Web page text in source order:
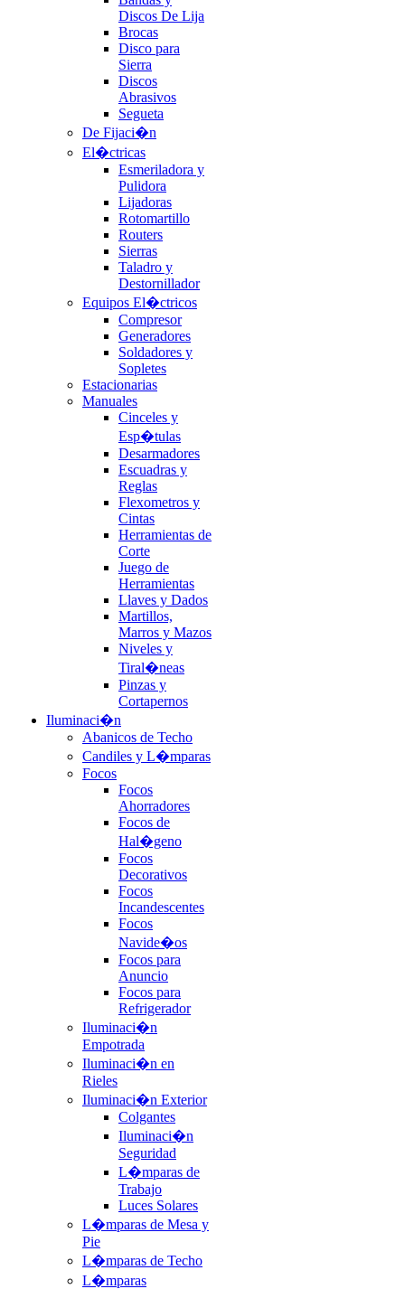
Discos De Lija
Brocas
Disco para
Sierra
Discos
Abrasivos
Segueta
De Fijaci�n
El�ctricas
Esmeriladora y
Pulidora
Lijadoras
Rotomartillo
Routers
Sierras
Taladro y
Destornillador
Equipos El�ctricos
Compresor
Generadores
Soldadores y
Sopletes
Estacionarias
Manuales
Cinceles y
Esp�tulas
Desarmadores
Escuadras y
Reglas
Flexometros y
Cintas
Herramientas de
Corte
Juego de
Herramientas
Llaves y Dados
Martillos,
Marros y Mazos
Niveles y
Tiral�neas
Pinzas y
Cortapernos
Iluminaci�n
Abanicos de Techo
Candiles y L�mparas
Focos
Focos
Ahorradores
Focos de
Hal�geno
Focos
Decorativos
Focos
Incandescentes
Focos
Navide�os
Focos para
Anuncio
Focos para
Refrigerador
Iluminaci�n
Empotrada
Iluminaci�n en
Rieles
Iluminaci�n Exterior
Colgantes
Iluminaci�n
Seguridad
L�mparas de
Trabajo
Luces Solares
L�mparas de Mesa y
Pie
L�mparas de Techo
L�mparas